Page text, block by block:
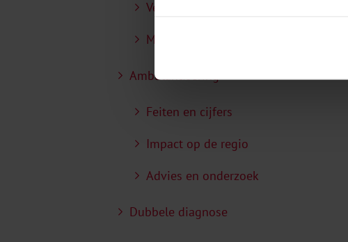
Vervolgstappen
Meer informatie
Ambulantisering
Feiten en cijfers
Impact op de regio
Advies en onderzoek
Dubbele diagnose